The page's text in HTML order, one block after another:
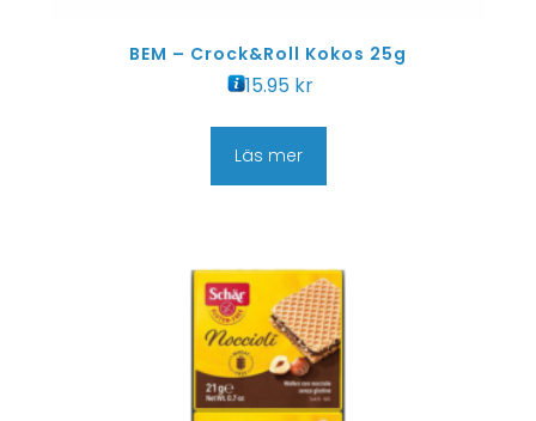
BEM – Crock&Roll Kokos 25g
15.95 kr
Läs mer